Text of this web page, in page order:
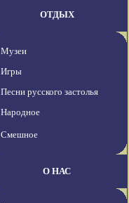
ОТДЫХ
Музеи
Игры
Песни русского застолья
Народное
Смешное
О НАС